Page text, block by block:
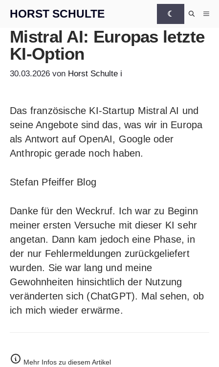
HORST SCHULTE ☾
Mistral AI: Europas letzte
KI-Option
30.03.2026 von Horst Schulte i
Das französische KI-Startup Mistral AI und
seine Angebote sind das, was wir in Europa
als Antwort auf OpenAI, Google oder
Anthropic gerade noch haben.
Stefan Pfeiffer Blog
Danke für den Weckruf. Ich war zu Beginn
meiner ersten Versuche mit dieser KI sehr
angetan. Dann kam jedoch eine Phase, in
der nur Fehlermeldungen zurückgeliefert
wurden. Sie war lang und meine
Gewohnheiten hinsichtlich der Nutzung
veränderten sich (ChatGPT). Mal sehen, ob
ich mich wieder erwärme.
Mehr Infos zu diesem Artikel